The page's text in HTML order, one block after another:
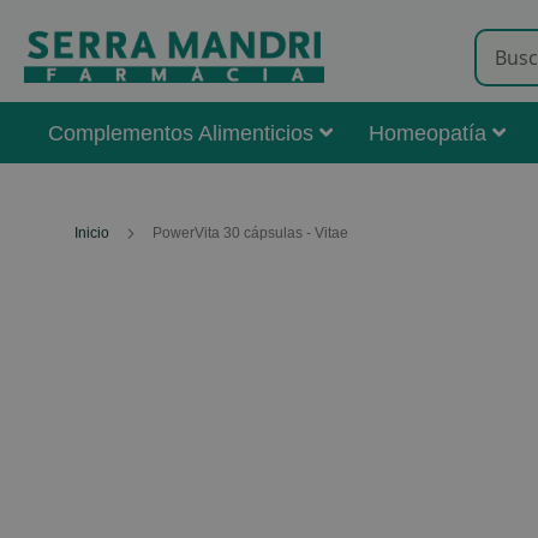
Complementos Alimenticios Homeopatía
Inicio PowerVita 30 cápsulas - Vitae